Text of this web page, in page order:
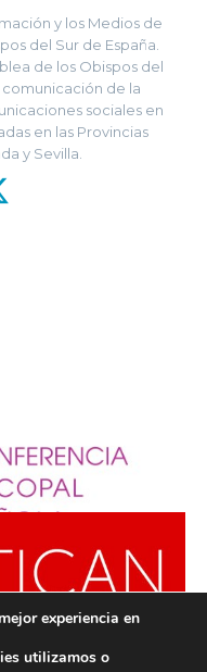
y los Medios de
del Sur de España.
de los Obispos del
comunicación de la
sociales en
en las Provincias
y Sevilla.
experiencia en
utilizamos o